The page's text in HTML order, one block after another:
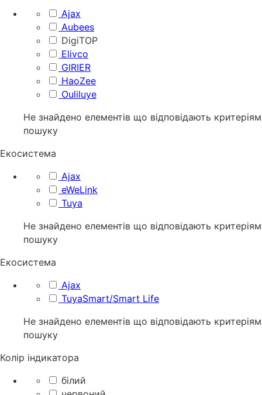
Ajax
Aubees
DigiTOP
Elivco
GIRIER
HaoZee
Ouliluye
Не знайдено елементів що відповідають критеріям
пошуку
Екосистема
Ajax
eWeLink
Tuya
Не знайдено елементів що відповідають критеріям
пошуку
Екосистема
Ajax
TuyaSmart/Smart Life
Не знайдено елементів що відповідають критеріям
пошуку
Колір індикатора
білий